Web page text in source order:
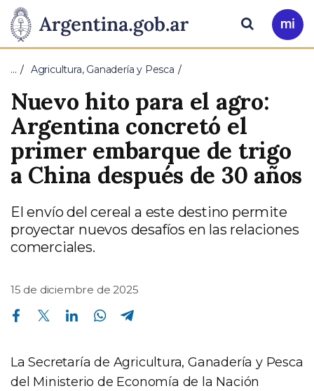
Presidencia
de
la
Nación
Pasar al contenido principal
Ir
a
Buscar
… Agricultura, Ganadería y Pesca
Nuevo hito para el agro:
Argentina concretó el
primer embarque de trigo
a China después de 30 años
El envío del cereal a este destino permite
proyectar nuevos desafíos en las relaciones
comerciales.
15 de diciembre de 2025
Compartir en Facebook Compartir en Twitter Compartir en Linkedin Compartir en Whatsapp
La Secretaría de Agricultura, Ganadería y Pesca
del Ministerio de Economía de la Nación